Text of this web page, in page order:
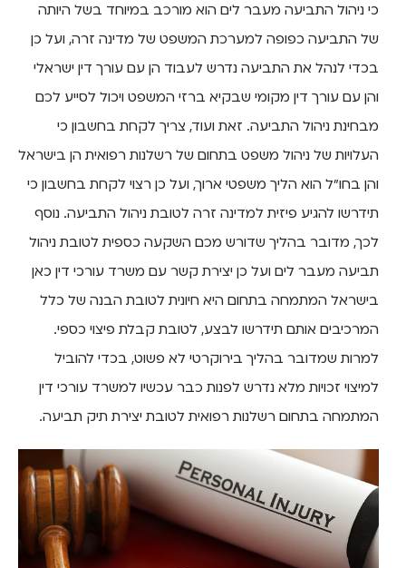
כי ניהול התביעה מעבר לים הוא מורכב במיוחד בשל היותה
של התביעה כפופה למערכת המשפט של מדינה זרה, ועל כן
בכדי לנהל את התביעה נדרש לעבוד הן עם עורך דין ישראלי
והן עם עורך דין מקומי שבקיא ברזי המשפט ויכול לסייע לכם
מבחינת ניהול התביעה. זאת ועוד, צריך לקחת בחשבון כי
העלויות של ניהול משפט בתחום של רשלנות רפואית הן בישראל
והן בחו"ל הוא הליך משפטי ארוך, ועל כן רצוי לקחת בחשבון כי
תידרשו להגיע פיזית למדינה זרה לטובת ניהול התביעה. נוסף
לכך, מדובר בהליך שדורש מכם השקעה כספית לטובת ניהול
תביעה מעבר לים ועל כן יצירת קשר עם משרד עורכי דין כאן
בישראל המתמחה בתחום היא חיונית לטובת הבנה של כלל
המרכיבים אותם תידרשו לבצע, לטובת קבלת פיצוי כספי.
למרות שמדובר בהליך בירוקרטי לא פשוט, בכדי להוביל
למיצוי זכויות מלא נדרש לפנות כבר עכשיו למשרד עורכי דין
המתמחה בתחום רשלנות רפואית לטובת יצירת תיק תביעה.